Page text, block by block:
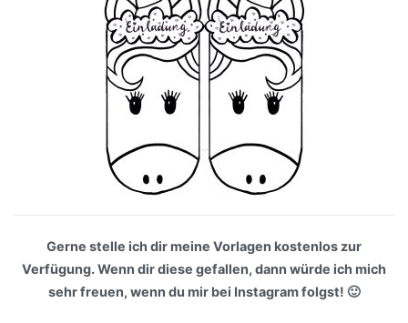
Gerne stelle ich dir meine Vorlagen kostenlos zur
Verfügung. Wenn dir diese gefallen, dann würde ich mich
sehr freuen, wenn du mir bei Instagram folgst! 🙂